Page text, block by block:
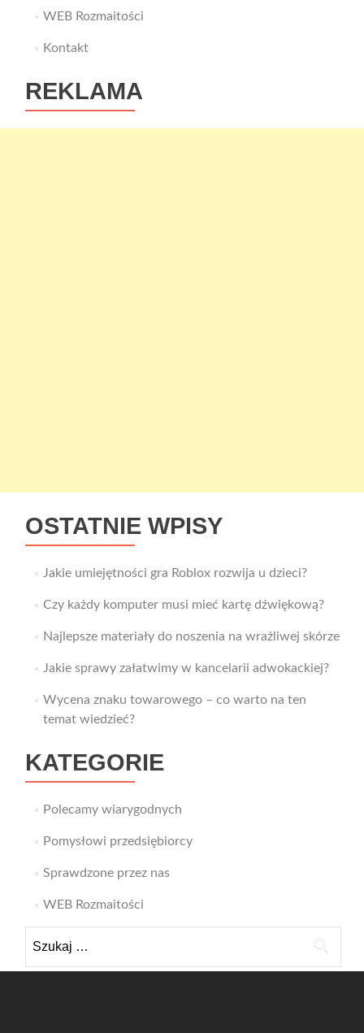
WEB Rozmaitości
Kontakt
REKLAMA
OSTATNIE WPISY
Jakie umiejętności gra Roblox rozwija u dzieci?
Czy każdy komputer musi mieć kartę dźwiękową?
Najlepsze materiały do noszenia na wrażliwej skórze
Jakie sprawy załatwimy w kancelarii adwokackiej?
Wycena znaku towarowego – co warto na ten
temat wiedzieć?
KATEGORIE
Polecamy wiarygodnych
Pomysłowi przedsiębiorcy
Sprawdzone przez nas
WEB Rozmaitości